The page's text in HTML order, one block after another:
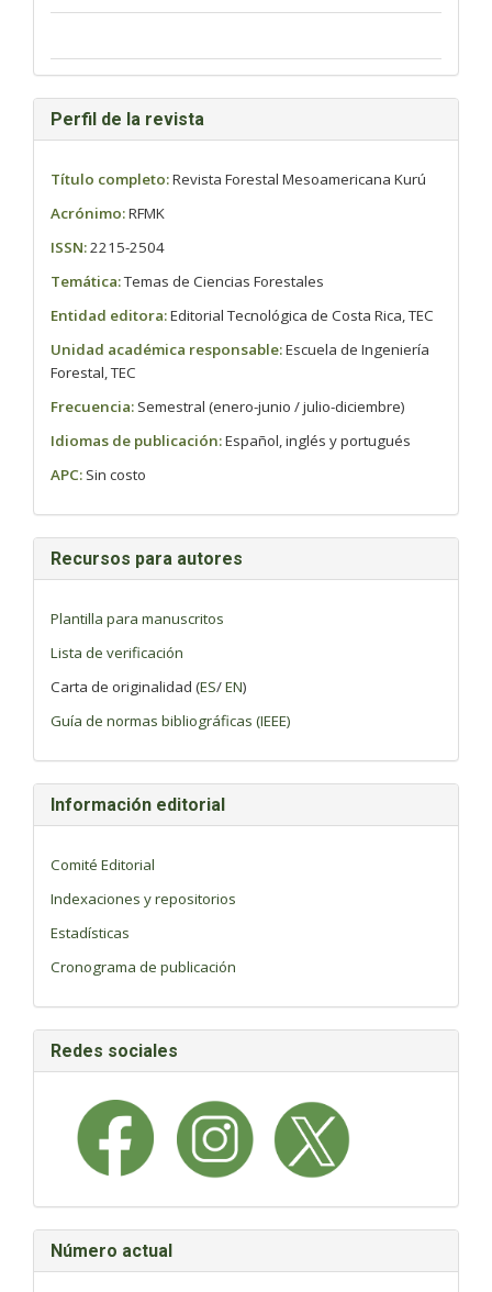
Perfil de la revista
Título completo:Revista Forestal Mesoamericana Kurú
Acrónimo:RFMK
ISSN:2215-2504
Temática:Temas de Ciencias Forestales
Entidad editora:Editorial Tecnológica de Costa Rica, TEC
Unidad académica responsable:Escuela de Ingeniería
Forestal, TEC
Frecuencia: Semestral (enero-junio / julio-diciembre)
Idiomas de publicación:Español, inglés y portugués
APC: Sin costo
Recursos para autores
Plantilla para manuscritos
Lista de verificación
Carta de originalidad (ES/EN)
Guía de normas bibliográficas (IEEE)
Información editorial
Comité Editorial
Indexaciones y repositorios
Estadísticas
Cronograma de publicación
Redes sociales
Número actual